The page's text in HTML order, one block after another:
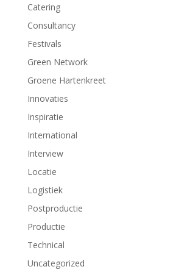
Catering
Consultancy
Festivals
Green Network
Groene Hartenkreet
Innovaties
Inspiratie
International
Interview
Locatie
Logistiek
Postproductie
Productie
Technical
Uncategorized